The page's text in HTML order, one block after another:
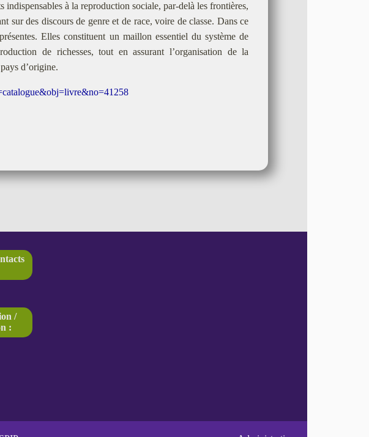
indispensables à la reproduction sociale, par-delà les frontières,
sur des discours de genre et de race, voire de classe. Dans ce
Elles constituent un maillon essentiel du système de
de richesses, tout en assurant l’organisation de la
d’origine.
/
: